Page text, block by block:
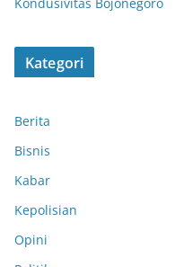
Kategori
Berita
Bisnis
Kabar
Kepolisian
Opini